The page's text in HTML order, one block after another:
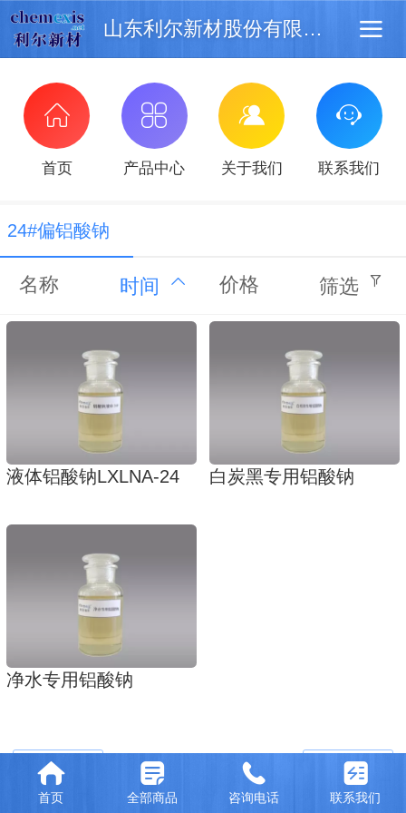
山东利尔新材股份有限公司
首页 产品中心 关于我们 联系我们
24#偏铝酸钠
名称 时间 价格 筛选
液体铝酸钠LXLNA-24 白炭黑专用铝酸钠
净水专用铝酸钠
首页 全部商品 咨询电话 联系我们